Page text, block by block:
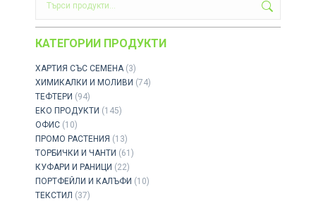
КАТЕГОРИИ ПРОДУКТИ
ХАРТИЯ СЪС СЕМЕНА (3)
ХИМИКАЛКИ И МОЛИВИ (74)
ТЕФТЕРИ (94)
ЕКО ПРОДУКТИ (145)
ОФИС (10)
ПРОМО РАСТЕНИЯ (13)
ТОРБИЧКИ И ЧАНТИ (61)
КУФАРИ И РАНИЦИ (22)
ПОРТФЕЙЛИ И КАЛЪФИ (10)
ТЕКСТИЛ (37)